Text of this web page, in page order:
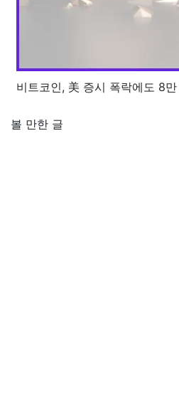
비트코인, 美 증시 폭락에도 8
볼 만한 글